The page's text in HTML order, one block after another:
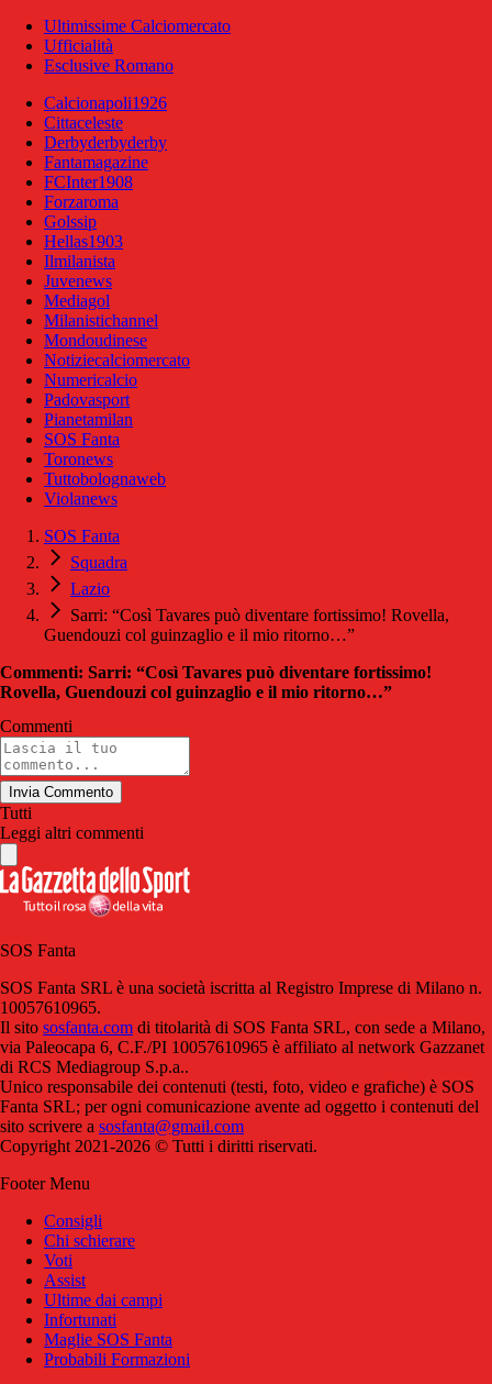
Ultimissime Calciomercato
Ufficialità
Esclusive Romano
Calcionapoli1926
Cittaceleste
Derbyderbyderby
Fantamagazine
FCInter1908
Forzaroma
Golssip
Hellas1903
Ilmilanista
Juvenews
Mediagol
Milanistichannel
Mondoudinese
Notiziecalciomercato
Numericalcio
Padovasport
Pianetamilan
SOS Fanta
Toronews
Tuttobolognaweb
Violanews
SOS Fanta
Squadra
Lazio
Sarri: “Così Tavares può diventare fortissimo! Rovella,
Guendouzi col guinzaglio e il mio ritorno…”
Commenti: Sarri: “Così Tavares può diventare fortissimo!
Rovella, Guendouzi col guinzaglio e il mio ritorno…”
Commenti
Invia Commento
Tutti
Leggi altri commenti
SOS Fanta
SOS Fanta SRL è una società iscritta al Registro Imprese di Milano n.
10057610965.
Il sito sosfanta.com di titolarità di SOS Fanta SRL, con sede a Milano,
via Paleocapa 6, C.F./PI 10057610965 è affiliato al network Gazzanet
di RCS Mediagroup S.p.a..
Unico responsabile dei contenuti (testi, foto, video e grafiche) è SOS
Fanta SRL; per ogni comunicazione avente ad oggetto i contenuti del
sito scrivere a sosfanta@gmail.com
Copyright 2021-2026 © Tutti i diritti riservati.
Footer Menu
Consigli
Chi schierare
Voti
Assist
Ultime dai campi
Infortunati
Maglie SOS Fanta
Probabili Formazioni